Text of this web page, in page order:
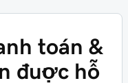
toán &
được hỗ